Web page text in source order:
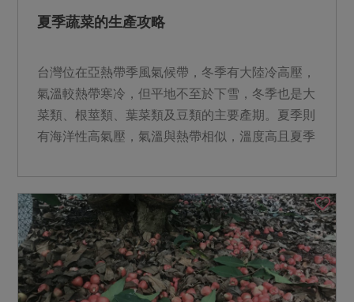
夏季蔬菜的生產攻略
台灣位在亞熱帶季風氣候帶，冬季有大陸冷高壓，
氣溫較熱帶寒冷，但平地不至於下雪，冬季也是大
菜類、根莖類、葉菜類及豆類的主要產期。夏季則
有海洋性高氣壓，氣溫與熱帶相似，溫度高且夏季